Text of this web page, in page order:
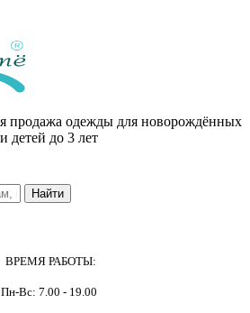
продажа одежды для новорождённых
и детей до 3 лет
ВРЕМЯ РАБОТЫ:
Пн-Вс: 7.00 - 19.00